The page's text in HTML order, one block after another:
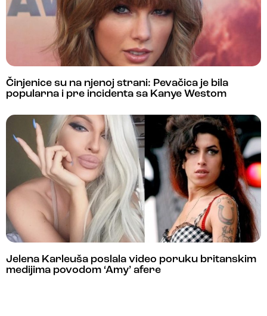
Činjenice su na njenoj strani: Pevačica je bila
popularna i pre incidenta sa Kanye Westom
Jelena Karleuša poslala video poruku britanskim
medijima povodom ‘Amy’ afere